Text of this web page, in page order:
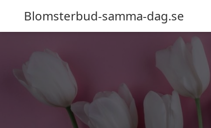
Blomsterbud-samma-dag.se